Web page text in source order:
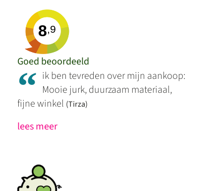
8,9
Goed beoordeeld
“ ik ben tevreden over mijn aankoop:
Mooie jurk, duurzaam materiaal,
fijne winkel (Tirza)
lees meer